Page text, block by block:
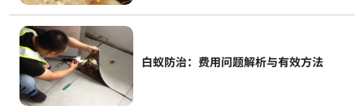
白蚁防治：费用问题解析与有效方法